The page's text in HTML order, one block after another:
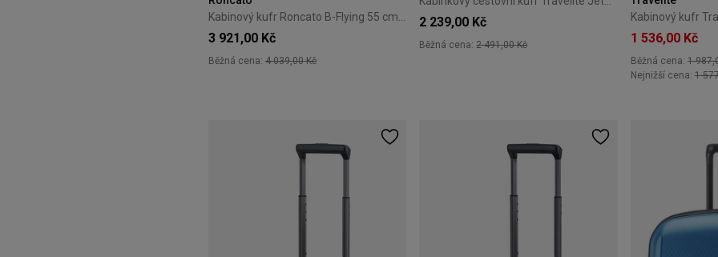
3 921,00 Kč
Běžná cena: 4 039,00 Kč
2 239,00 Kč
Běžná cena:2 491,00 Kč 1 536,00 Kč
Běžná cena: 1
Nejnižší cena: 1